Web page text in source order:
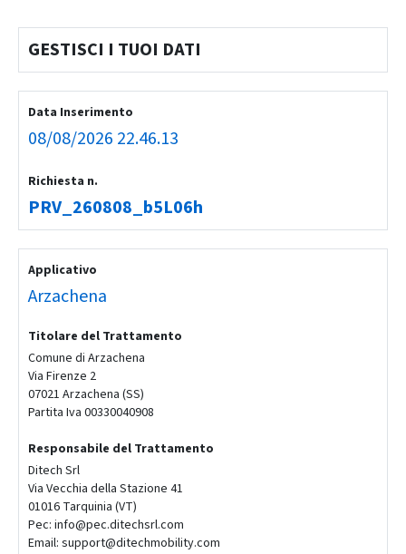
GESTISCI I TUOI DATI
Data Inserimento
08/08/2026 22.46.13
Richiesta n.
PRV_260808_b5L06h
Applicativo
Arzachena
Titolare del Trattamento
Comune di Arzachena
Via Firenze 2
07021 Arzachena (SS)
Partita Iva 00330040908
Responsabile del Trattamento
Ditech Srl
Via Vecchia della Stazione 41
01016 Tarquinia (VT)
Pec: info@pec.ditechsrl.com
Email: support@ditechmobility.com